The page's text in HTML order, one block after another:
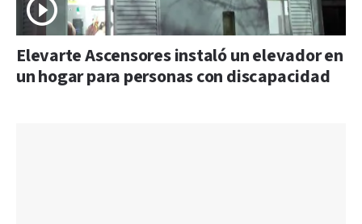
Elevarte Ascensores instaló un elevador en
un hogar para personas con discapacidad